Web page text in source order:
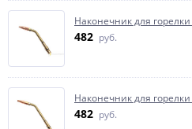
Наконечник для
482 руб.
Наконечник для
482 руб.